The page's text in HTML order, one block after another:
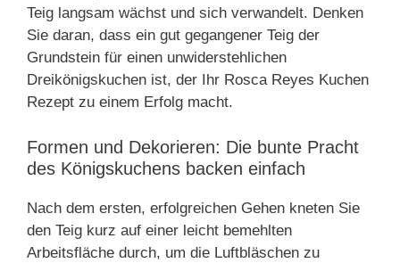
Teig langsam wächst und sich verwandelt. Denken
Sie daran, dass ein gut gegangener Teig der
Grundstein für einen unwiderstehlichen
Dreikönigskuchen ist, der Ihr Rosca Reyes Kuchen
Rezept zu einem Erfolg macht.
Formen und Dekorieren: Die bunte Pracht
des Königskuchens backen einfach
Nach dem ersten, erfolgreichen Gehen kneten Sie
den Teig kurz auf einer leicht bemehlten
Arbeitsfläche durch, um die Luftbläschen zu